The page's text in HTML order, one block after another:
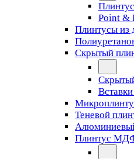
Point &
Плинтусы из
Скрытый
Теневой
Плинтус